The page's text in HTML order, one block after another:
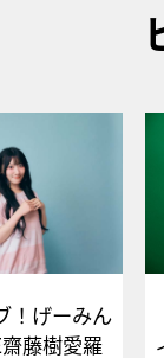
！げーみん
藤樹愛羅